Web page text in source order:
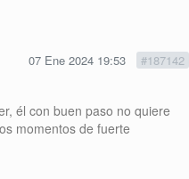
07 Ene 2024 19:53 #187142
él con buen paso no quiere
momentos de fuerte